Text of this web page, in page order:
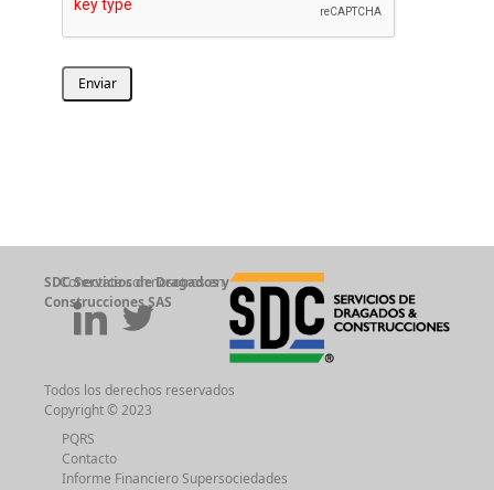
Enviar
SDC Servicios de Dragados y
Construcciones SAS
Conectate con nosotros en
Todos los derechos reservados
Copyright © 2023
PQRS
Contacto
Informe Financiero Supersociedades